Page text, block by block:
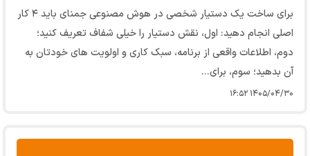
برای ساخت یک دستیار شخصی در هوش مصنوعی جمنای باید ۴ کار
اصلی انجام دهید: اول، نقش دستیار را خیلی شفاف تعریف کنید؛
دوم، اطلاعات واقعی از برنامه، سبک کاری و اولویت های خودتان به
آن بدهید؛ سوم، برای…
۱۴۰۵/۰۴/۳۰ ۱۶:۵۲